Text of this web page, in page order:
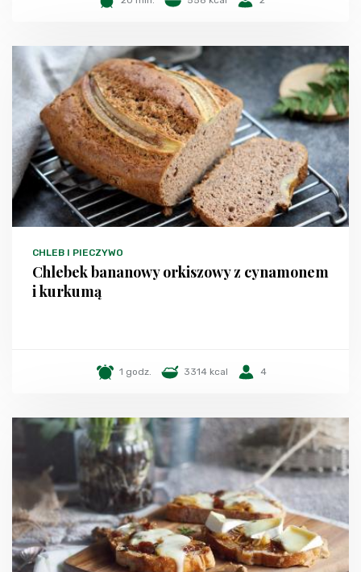
CHLEB I PIECZYWO
Chlebek bananowy orkiszowy z cynamonem
i kurkumą
1 godz. 3314 kcal 4